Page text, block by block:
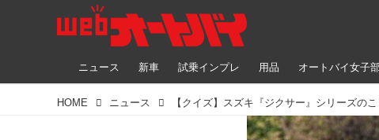
ニュース 新車 試乗インプレ 用品 オートバイ女子
HOME ニュース